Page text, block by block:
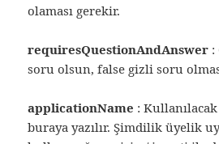
olaması gerekir.
requiresQuestionAndAnswer :
soru olsun, false gizli soru
applicationName :
buraya yazılır. Şimdilik üyelik